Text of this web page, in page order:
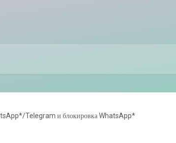
Telegram и блокировка WhatsApp*